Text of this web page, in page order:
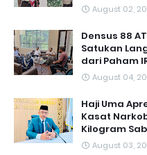
August 02,
Densus 88
Satukan
dari Paham
August 04,
Haji Uma
Kasat
Kilogram
August 03,